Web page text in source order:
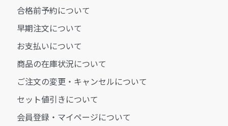
合格前予約について
早期注文について
お支払いについて
商品の在庫状況について
ご注文の変更・キャンセルについて
セット値引きについて
会員登録・マイページについて